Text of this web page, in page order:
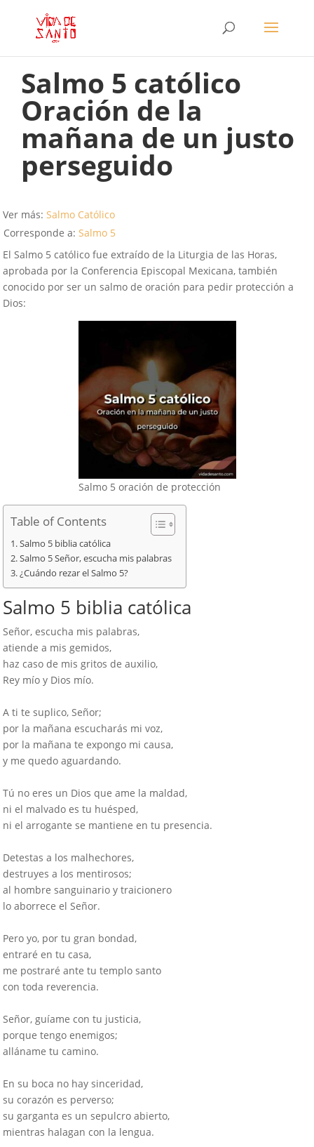
Salmo 5 católico
Oración de la
mañana de un justo
perseguido
Ver más: Salmo Católico
Corresponde a: Salmo 5
El Salmo 5 católico fue extraído de la Liturgia de las Horas,
aprobada por la Conferencia Episcopal Mexicana, también
conocido por ser un salmo de oración para pedir protección a
Dios:
Salmo 5 oración de protección
Table of Contents
Salmo 5 biblia católica
Salmo 5 Señor, escucha mis palabras
¿Cuándo rezar el Salmo 5?
Salmo 5 biblia católica
Señor, escucha mis palabras,
atiende a mis gemidos,
haz caso de mis gritos de auxilio,
Rey mío y Dios mío.
A ti te suplico, Señor;
por la mañana escucharás mi voz,
por la mañana te expongo mi causa,
y me quedo aguardando.
Tú no eres un Dios que ame la maldad,
ni el malvado es tu huésped,
ni el arrogante se mantiene en tu presencia.
Detestas a los malhechores,
destruyes a los mentirosos;
al hombre sanguinario y traicionero
lo aborrece el Señor.
Pero yo, por tu gran bondad,
entraré en tu casa,
me postraré ante tu templo santo
con toda reverencia.
Señor, guíame con tu justicia,
porque tengo enemigos;
alláname tu camino.
En su boca no hay sinceridad,
su corazón es perverso;
su garganta es un sepulcro abierto,
mientras halagan con la lengua.